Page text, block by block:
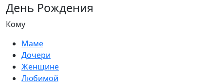
День Рождения
Кому
Маме
Дочери
Женщине
Любимой